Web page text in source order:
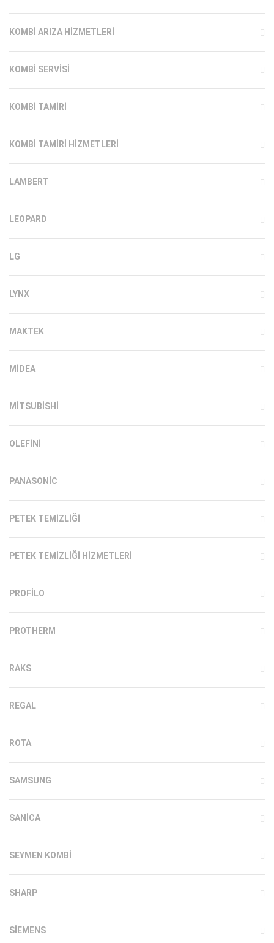
KOMBI ARIZA HIZMETLERI
KOMBI SERVISI
KOMBI TAMIRI
KOMBI TAMIRI HIZMETLERI
LAMBERT
LEOPARD
LG
LYNX
MAKTEK
MIDEA
MITSUBISHI
OLEFINI
PANASONIC
PETEK TEMIZLIĞI
PETEK TEMIZLIĞI HIZMETLERI
PROFILO
PROTHERM
RAKS
REGAL
ROTA
SAMSUNG
SANICA
SEYMEN KOMBI
SHARP
SIEMENS